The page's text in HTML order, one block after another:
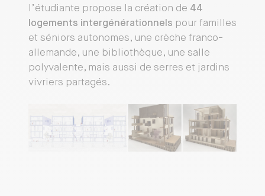
l’étudiante propose la création de 44
logements intergénérationnels pour familles
et séniors autonomes, une crèche franco-
allemande, une bibliothèque, une salle
polyvalente, mais aussi de serres et jardins
vivriers partagés.